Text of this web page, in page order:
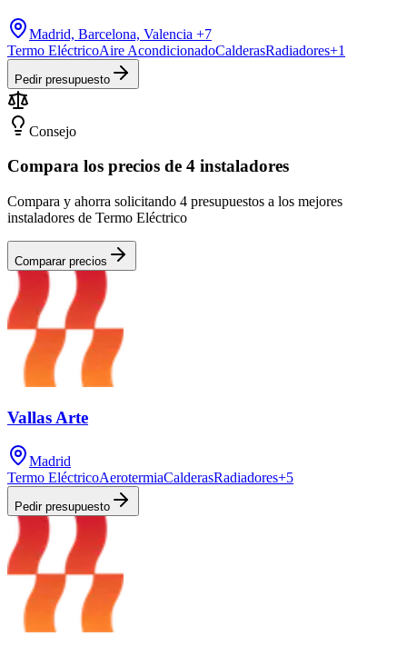
Madrid, Barcelona, Valencia +7
Termo EléctricoAire AcondicionadoCalderasRadiadores+1
Pedir presupuesto
Consejo
Compara los precios de 4 instaladores
Compara y ahorra solicitando 4 presupuestos a los mejores
instaladores de Termo Eléctrico
Comparar precios
Vallas Arte
Madrid
Termo EléctricoAerotermiaCalderasRadiadores+5
Pedir presupuesto